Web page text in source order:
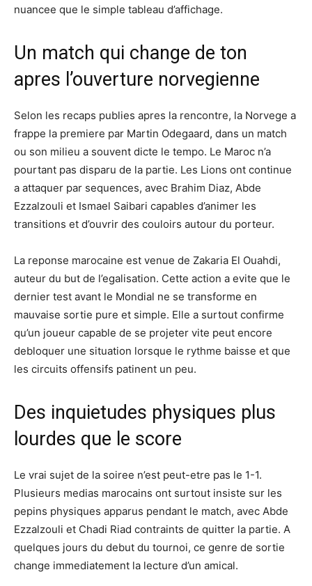
nuancee que le simple tableau d’affichage.
Un match qui change de ton
apres l’ouverture norvegienne
Selon les recaps publies apres la rencontre, la Norvege a
frappe la premiere par Martin Odegaard, dans un match
ou son milieu a souvent dicte le tempo. Le Maroc n’a
pourtant pas disparu de la partie. Les Lions ont continue
a attaquer par sequences, avec Brahim Diaz, Abde
Ezzalzouli et Ismael Saibari capables d’animer les
transitions et d’ouvrir des couloirs autour du porteur.
La reponse marocaine est venue de Zakaria El Ouahdi,
auteur du but de l’egalisation. Cette action a evite que le
dernier test avant le Mondial ne se transforme en
mauvaise sortie pure et simple. Elle a surtout confirme
qu’un joueur capable de se projeter vite peut encore
debloquer une situation lorsque le rythme baisse et que
les circuits offensifs patinent un peu.
Des inquietudes physiques plus
lourdes que le score
Le vrai sujet de la soiree n’est peut-etre pas le 1-1.
Plusieurs medias marocains ont surtout insiste sur les
pepins physiques apparus pendant le match, avec Abde
Ezzalzouli et Chadi Riad contraints de quitter la partie. A
quelques jours du debut du tournoi, ce genre de sortie
change immediatement la lecture d’un amical.